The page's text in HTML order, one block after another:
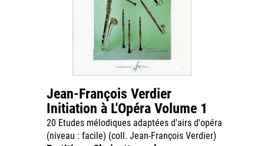
Jean-François Verdier
Initiation à L'Opéra Volume 1
20 Etudes mélodiques adaptées d'airs d'opéra
(niveau : facile) (coll. Jean-François Verdier)